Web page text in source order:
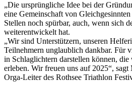
„Die ursprüngliche Idee bei der
eine Gemeinschaft von
Stellen noch spürbar, auch, wenn sich
weiterentwickelt hat.
„Wir sind Unterstützern, unseren
Teilnehmern unglaublich dankbar. Für
in Schlaglichtern darstellen können,
erleben. Wir freuen uns auf 2025“,
Orga-Leiter des Rothsee Triathlon